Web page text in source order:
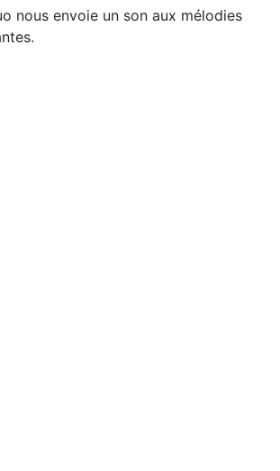
nous envoie un son aux mélodies